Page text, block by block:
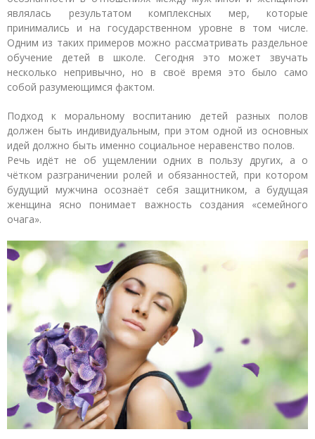
являлась результатом комплексных мер, которые
принимались и на государственном уровне в том числе.
Одним из таких примеров можно рассматривать раздельное
обучение детей в школе. Сегодня это может звучать
несколько непривычно, но в своё время это было само
собой разумеющимся фактом.
Подход к моральному воспитанию детей разных полов
должен быть индивидуальным, при этом одной из основных
идей должно быть именно социальное неравенство полов.
Речь идёт не об ущемлении одних в пользу других, а о
чётком разграничении ролей и обязанностей, при котором
будущий мужчина осознаёт себя защитником, а будущая
женщина ясно понимает важность создания «семейного
очага».